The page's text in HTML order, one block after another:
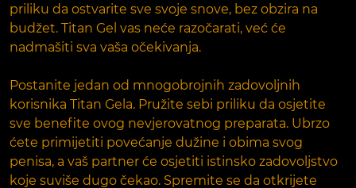
priliku da ostvarite sve svoje snove, bez obzira na
budžet. Titan Gel vas neće razočarati, već će
nadmašiti sva vaša očekivanja.
Postanite jedan od mnogobrojnih zadovoljnih
korisnika Titan Gela. Pružite sebi priliku da osjetite
sve benefite ovog nevjerovatnog preparata. Ubrzo
ćete primijetiti povećanje dužine i obima svog
penisa, a vaš partner će osjetiti istinsko zadovoljstvo
koje suviše dugo čekao. Spremite se da otkrijete